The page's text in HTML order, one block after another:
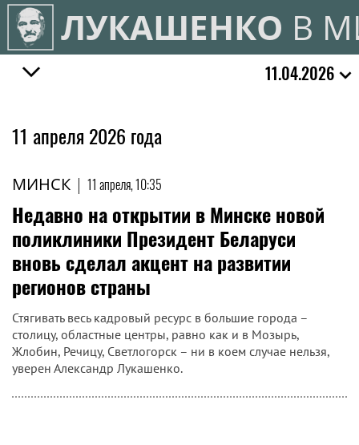
ЛУКАШЕНКО В
11.04.2026
11 апреля 2026 года
МИНСК | 11 апреля, 10:35
Недавно на открытии в Минске новой
поликлиники Президент Беларуси
вновь сделал акцент на развитии
регионов страны
Стягивать весь кадровый ресурс в большие города –
столицу, областные центры, равно как и в Мозырь,
Жлобин, Речицу, Светлогорск – ни в коем случае нельзя,
уверен Александр Лукашенко.